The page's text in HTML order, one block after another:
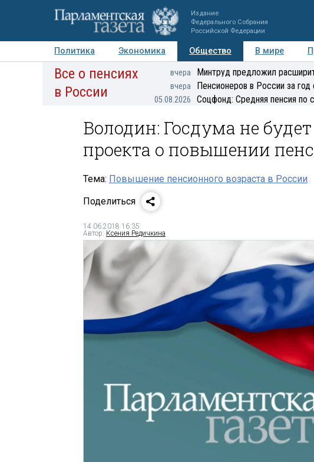
Издание
Федерального Собрания
Российской Федерации
Политика Экономика Общество В мире
Авторы Персоны Мнения Регионы
Все о пенсиях
в России
вчера Минтруд предложил
вчера Пенсионеров в России за
05.08.2026 Соцфонд: Средняя пенсия по
Володин: Госдума не
проекта о повышении
Тема: Повышение пенсионного возраста в России
Поделиться
14.06.2018 16:35
Автор: Ксения Редичкина